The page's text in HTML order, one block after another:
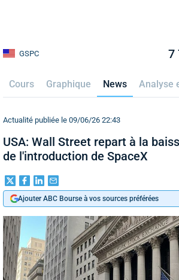
GSPC 7
Cours Graphique News Analyse
Actualité publiée le 09/06/26 22:43
USA: Wall Street repart à la
de l'introduction de SpaceX
Ajouter ABC Bourse à vos sources préférées